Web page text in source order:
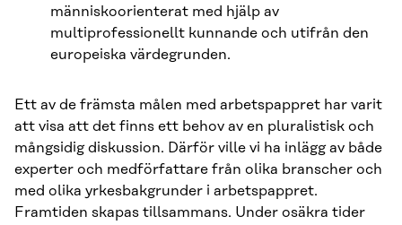
människoorienterat med hjälp av
multiprofessionellt kunnande och utifrån den
europeiska värdegrunden.
Ett av de främsta målen med arbetspappret har varit
att visa att det finns ett behov av en pluralistisk och
mångsidig diskussion. Därför ville vi ha inlägg av både
experter och medförfattare från olika branscher och
med olika yrkesbakgrunder i arbetspappret.
Framtiden skapas tillsammans. Under osäkra tider